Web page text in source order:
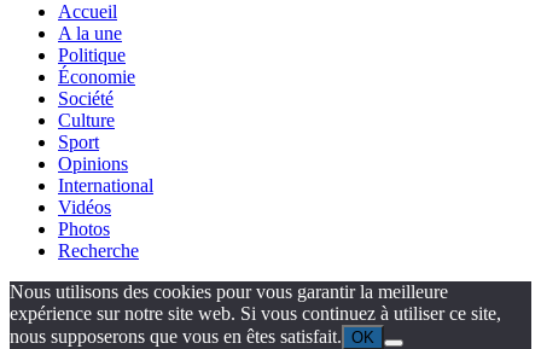
Accueil
A la une
Politique
Économie
Société
Culture
Sport
Opinions
International
Vidéos
Photos
Recherche
Nous utilisons des cookies pour vous garantir la meilleure
expérience sur notre site web. Si vous continuez à utiliser ce site,
nous supposerons que vous en êtes satisfait. OK